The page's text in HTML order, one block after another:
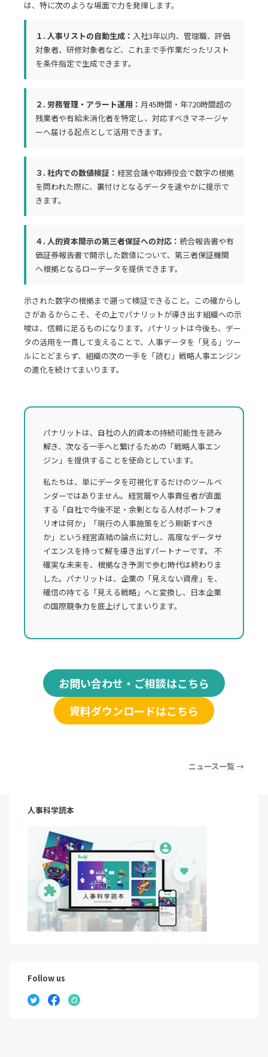
は、特に次のような場面で力を発揮します。
１. 人事リストの自動生成： 入社3年以内、管理職、評価
対象者、研修対象者など、これまで手作業だったリスト
を条件指定で生成できます。
２. 労務管理・アラート運用： 月45時間・年720時間超の
残業者や有給未消化者を特定し、対応すべきマネージャ
ーへ届ける起点として活用できます。
３. 社内での数値検証： 経営会議や取締役会で数字の根拠
を問われた際に、裏付けとなるデータを速やかに提示で
きます。
４. 人的資本開示の第三者保証への対応： 統合報告書や有
価証券報告書で開示した数値について、第三者保証機関
へ根拠となるローデータを提供できます。
示された数字の根拠まで遡って検証できること。この確からし
さがあるからこそ、その上でパナリットが導き出す組織への示
唆は、信頼に足るものになります。パナリットは今後も、デー
タの活用を一貫して支えることで、人事データを「見る」ツー
ルにとどまらず、組織の次の一手を「読む」戦略人事エンジン
の進化を続けてまいります。
パナリットは、自社の人的資本の持続可能性を読み
解き、次なる一手へと繋げるための「戦略人事エン
ジン」を提供することを使命としています。
私たちは、単にデータを可視化するだけのツールベ
ンダーではありません。経営層や人事責任者が直面
する「自社で今後不足・余剰となる人材ポートフォ
リオは何か」「現行の人事施策をどう刷新すべき
か」という経営直結の論点に対し、高度なデータサ
イエンスを持って解を導き出すパートナーです。 不
確実な未来を、根拠なき予測で歩む時代は終わりま
した。パナリットは、企業の「見えない資産」を、
確信の持てる「見える戦略」へと変換し、日本企業
の国際競争力を底上げしてまいります。
お問い合わせ・ご相談はこちら
資料ダウンロードはこちら
ニュース一覧 →
人事科学読本
Follow us